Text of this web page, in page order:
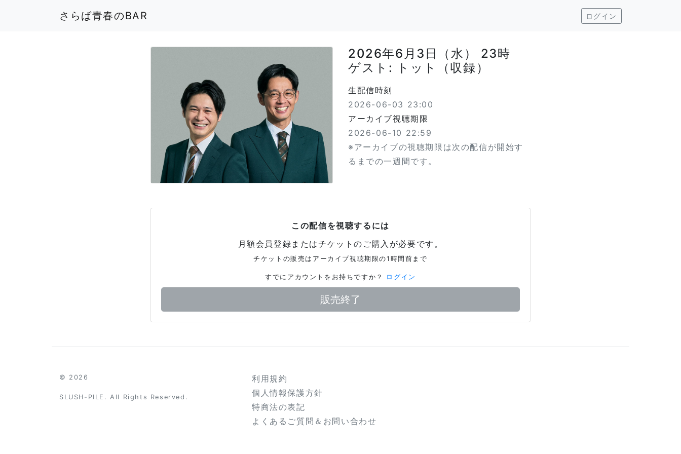
さらば青春のBAR ログイン
2026年6月3日（水） 23時
ゲスト: トット（収録）
生配信時刻
2026-06-03 23:00
アーカイブ視聴期限
2026-06-10 22:59
※アーカイブの視聴期限は次の配信が開始す
るまでの一週間です。
この配信を視聴するには
月額会員登録またはチケットのご購入が必要です。
チケットの販売はアーカイブ視聴期限の1時間前まで
すでにアカウントをお持ちですか？ ログイン
販売終了
© 2026
SLUSH-PILE. All Rights Reserved.
利用規約
個人情報保護方針
特商法の表記
よくあるご質問＆お問い合わせ